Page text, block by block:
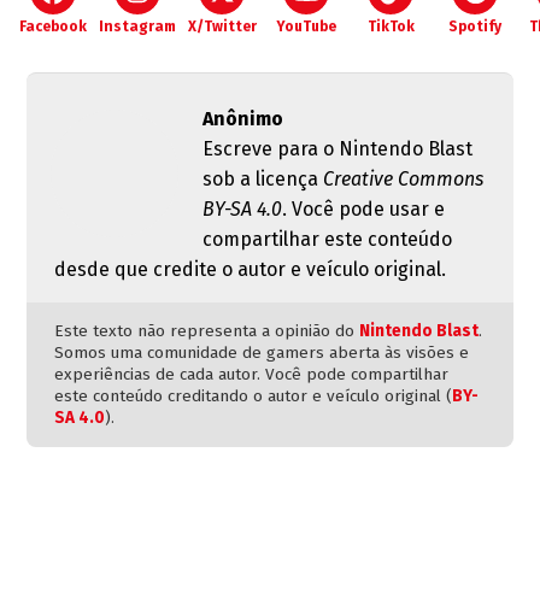
Facebook Instagram X/Twitter YouTube TikTok Spotify
Anônimo
Escreve para o Nintendo Blast
sob a licença Creative Commons
BY-SA 4.0. Você pode usar e
compartilhar este conteúdo
desde que credite o autor e veículo original.
Este texto não representa a opinião do Nintendo Blast.
Somos uma comunidade de gamers aberta às visões e
experiências de cada autor. Você pode compartilhar
este conteúdo creditando o autor e veículo original (BY-
SA 4.0).